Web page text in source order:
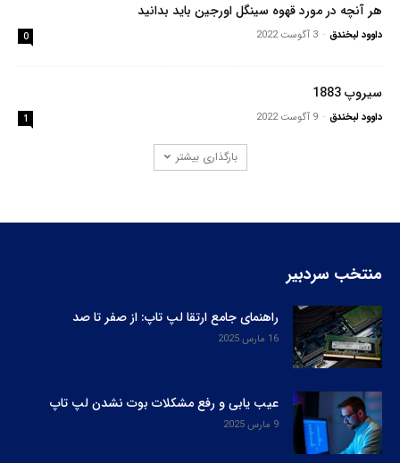
هر آنچه در مورد قهوه سینگل اورجین باید بدانید
داوود لبخندق - 3 آگوست 2022 0
سیروپ 1883
داوود لبخندق - 9 آگوست 2022 1
بارگذاری بیشتر
منتخب سردبیر
راهنمای جامع ارتقا لپ‌ تاپ: از صفر تا صد
16 مارس 2025
عیب یابی و رفع مشکلات بوت نشدن لپ‌ تاپ
9 مارس 2025